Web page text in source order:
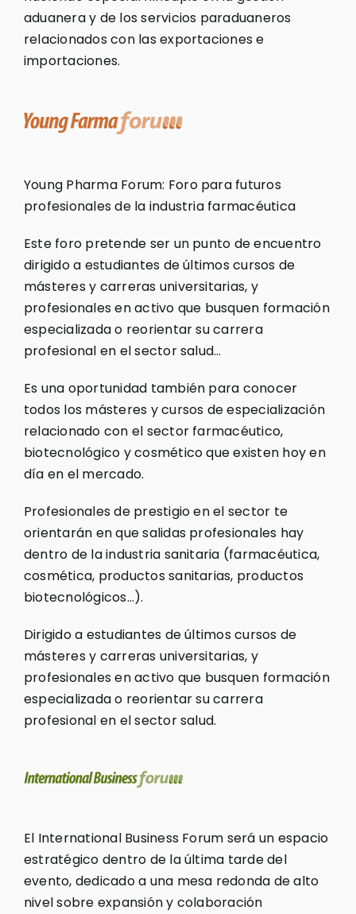
aduanera y de los servicios paraduaneros
relacionados con las exportaciones e
importaciones.
Young Pharma Forum: Foro para futuros
profesionales de la industria farmacéutica
Este foro pretende ser un punto de encuentro
dirigido a estudiantes de últimos cursos de
másteres y carreras universitarias, y
profesionales en activo que busquen formación
especializada o reorientar su carrera
profesional en el sector salud…
Es una oportunidad también para conocer
todos los másteres y cursos de especialización
relacionado con el sector farmacéutico,
biotecnológico y cosmético que existen hoy en
día en el mercado.
Profesionales de prestigio en el sector te
orientarán en que salidas profesionales hay
dentro de la industria sanitaria (farmacéutica,
cosmética, productos sanitarias, productos
biotecnológicos…).
Dirigido a estudiantes de últimos cursos de
másteres y carreras universitarias, y
profesionales en activo que busquen formación
especializada o reorientar su carrera
profesional en el sector salud.
El International Business Forum será un espacio
estratégico dentro de la última tarde del
evento, dedicado a una mesa redonda de alto
nivel sobre expansión y colaboración